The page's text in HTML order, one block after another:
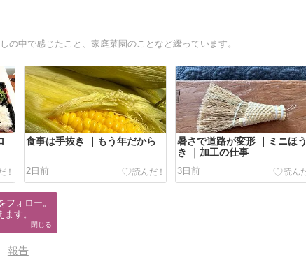
中で感じたこと、家庭菜園のことなど綴っています。
食事は手抜き ｜もう年だから
2日前
暑さで道路が変形 ｜ミニほう
き ｜加工の仕事
3日前
報告
フォロー。
す。
閉じる